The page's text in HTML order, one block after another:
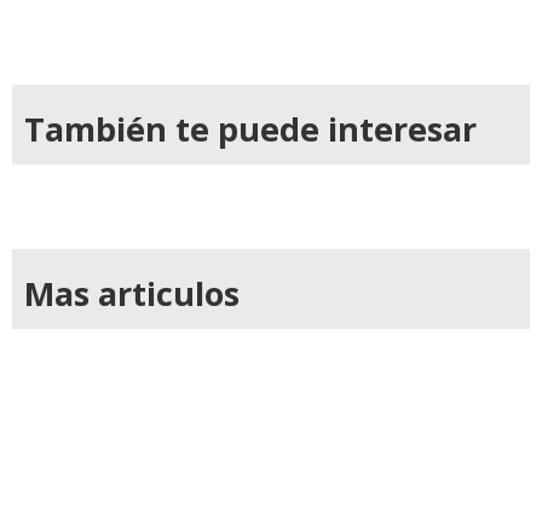
También te puede interesar
Mas articulos